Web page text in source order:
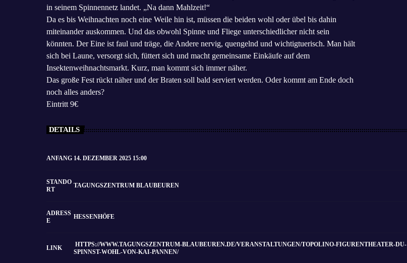
in seinem Spinnennetz landet. „Na dann Mahlzeit!“
Da es bis Weihnachten noch eine Weile hin ist, müssen die beiden wohl oder übel bis dahin
miteinander auskommen. Und das obwohl Spinne und Fliege unterschiedlicher nicht sein
könnten. Der Eine ist faul und träge, die Andere nervig, quengelnd und wichtigtuerisch. Man hält
sich bei Laune, versorgt sich, füttert sich und macht gemeinsame Einkäufe auf dem
Insektenweihnachtsmarkt. Kurz, man kommt sich immer näher.
Das große Fest rückt näher und der Braten soll bald serviert werden. Oder kommt am Ende doch
noch alles anders?
Eintritt 9€
DETAILS
ANFANG 14. DEZEMBER 2025 15:00
STANDO
RT
TAGUNGSZENTRUM BLAUBEUREN
ADRESS
E
HESSENHÖFE
LINK
HTTPS://WWW.TAGUNGSZENTRUM-BLAUBEUREN.DE/VERANSTALTUNGEN/TOPOLINO-FIGURENTHEATER-DU-
SPINNST-WOHL-VON-KAI-PANNEN/